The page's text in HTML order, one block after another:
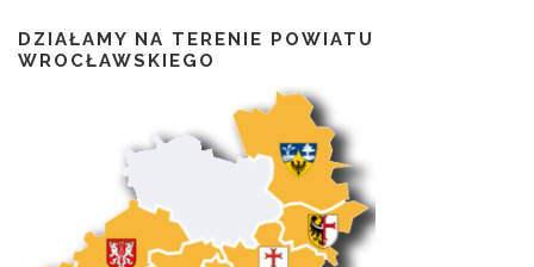
DZIAŁAMY NA TERENIE POWIATU
WROCŁAWSKIEGO